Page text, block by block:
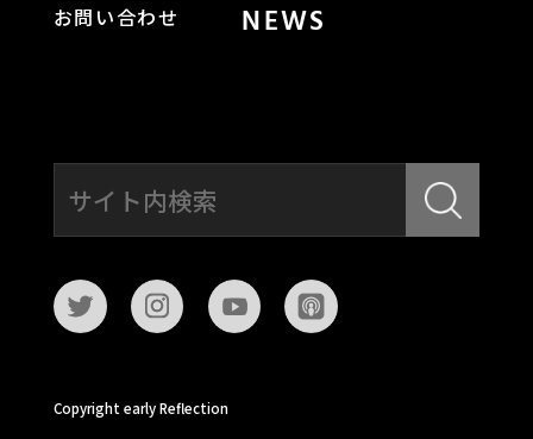
お問い合わせ NEWS
Copyright early Reflection